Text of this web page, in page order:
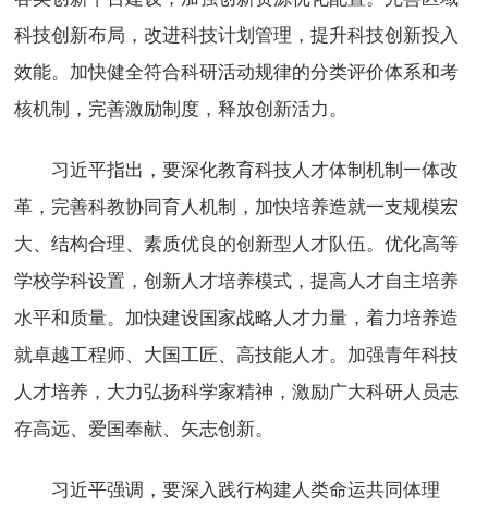
科技创新布局，改进科技计划管理，提升科技创新投入
效能。加快健全符合科研活动规律的分类评价体系和考
核机制，完善激励制度，释放创新活力。
习近平指出，要深化教育科技人才体制机制一体改
革，完善科教协同育人机制，加快培养造就一支规模宏
大、结构合理、素质优良的创新型人才队伍。优化高等
学校学科设置，创新人才培养模式，提高人才自主培养
水平和质量。加快建设国家战略人才力量，着力培养造
就卓越工程师、大国工匠、高技能人才。加强青年科技
人才培养，大力弘扬科学家精神，激励广大科研人员志
存高远、爱国奉献、矢志创新。
习近平强调，要深入践行构建人类命运共同体理